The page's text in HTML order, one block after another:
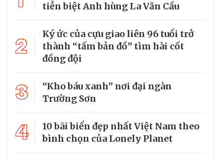
tiễn biệt Anh hùng La Văn Cầu
2
Ký ức của cựu giao liên 96 tuổi trở
thành “tấm bản đồ” tìm hài cốt
đồng đội
3
“Kho báu xanh” nơi đại ngàn
Trường Sơn
4
10 bãi biển đẹp nhất Việt Nam theo
bình chọn của Lonely Planet